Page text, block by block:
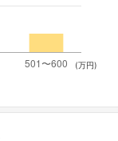
(万円)